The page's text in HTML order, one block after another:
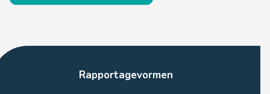
Rapportagevormen